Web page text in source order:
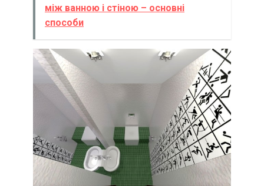
між ванною і стіною – основні
способи